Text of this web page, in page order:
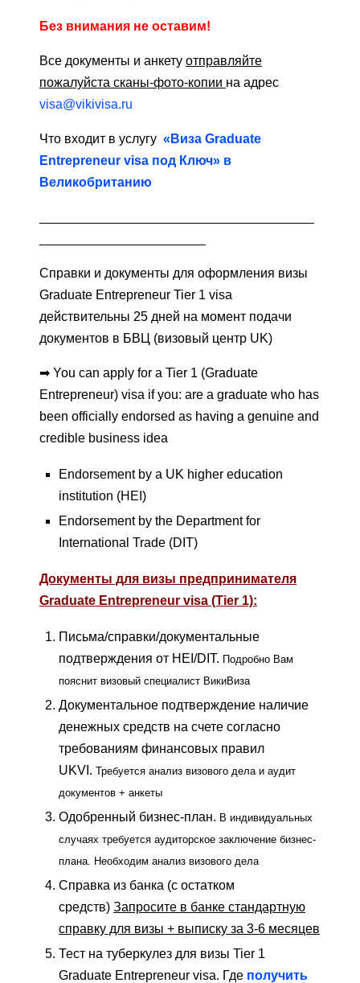
Без внимания не оставим!
Все документы и анкету отправляйте
пожалуйста сканы-фото-копии на адрес
visa@vikivisa.ru
Что входит в услугу «Виза Graduate
Entrepreneur visa под Ключ» в
Великобританию
Справки и документы для оформления визы
Graduate Entrepreneur Tier 1 visa
действительны 25 дней на момент подачи
документов в БВЦ (визовый центр UK)
➡ You can apply for a Tier 1 (Graduate
Entrepreneur) visa if you: are a graduate who has
been officially endorsed as having a genuine and
credible business idea
Endorsement by a UK higher education
institution (HEI)
Endorsement by the Department for
International Trade (DIT)
Документы для визы предпринимателя
Graduate Entrepreneur visa (Tier 1):
Письма/справки/документальные
подтверждения от HEI/DIT. Подробно Вам
пояснит визовый специалист ВикиВиза
Документальное подтверждение наличие
денежных средств на счете согласно
требованиям финансовых правил
UKVI. Требуется анализ визового дела и аудит
документов + анкеты
Одобренный бизнес-план. В индивидуальных
случаях требуется аудиторское заключение бизнес-
плана. Необходим анализ визового дела
Справка из банка (с остатком
средств) Запросите в банке стандартную
справку для визы + выписку за 3-6 месяцев
Тест на туберкулез для визы Tier 1
Graduate Entrepreneur visa. Где получить